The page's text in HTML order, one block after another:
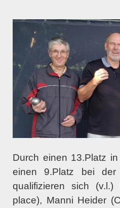
Durch einen 13.Platz
einen 9.Platz bei der
qualifizieren sich
place), Manni Heider